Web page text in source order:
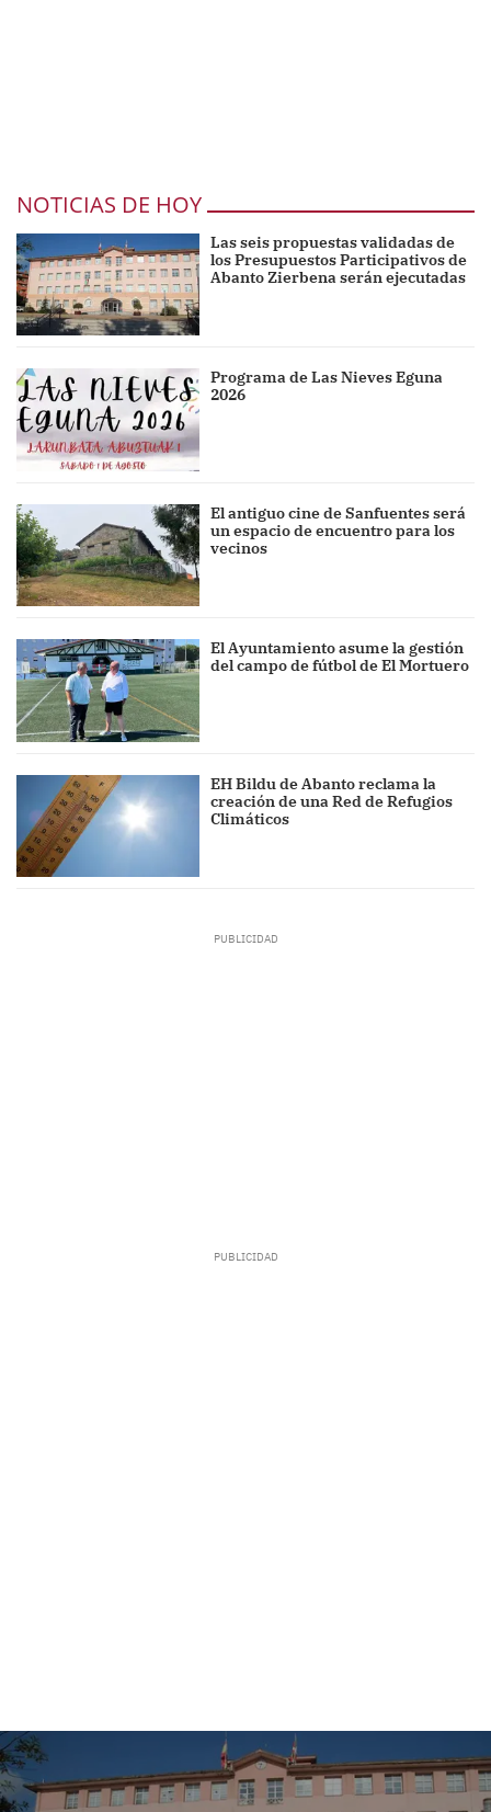
NOTICIAS DE HOY
Las seis propuestas validadas de
los Presupuestos Participativos de
Abanto Zierbena serán ejecutadas
Programa de Las Nieves Eguna
2026
El antiguo cine de Sanfuentes será
un espacio de encuentro para los
vecinos
El Ayuntamiento asume la gestión
del campo de fútbol de El Mortuero
EH Bildu de Abanto reclama la
creación de una Red de Refugios
Climáticos